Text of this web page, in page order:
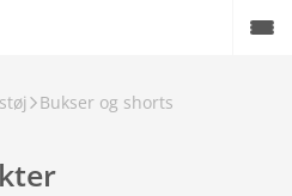
Bukser og shorts